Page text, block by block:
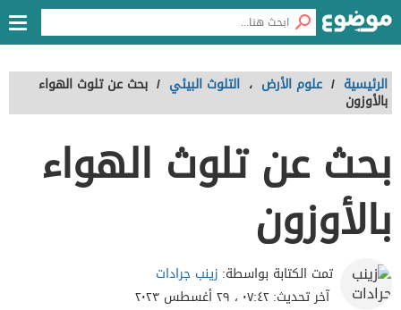
الرئيسية / علوم الأرض ، التلوث البيئي / بحث عن تلوث الهواء
بالأوزون
بحث عن تلوث الهواء
بالأوزون
تمت الكتابة بواسطة: زينب جرادات
آخر تحديث:٠٧:٤٢ ، ٢٩ أغسطس ٢٠٢٣